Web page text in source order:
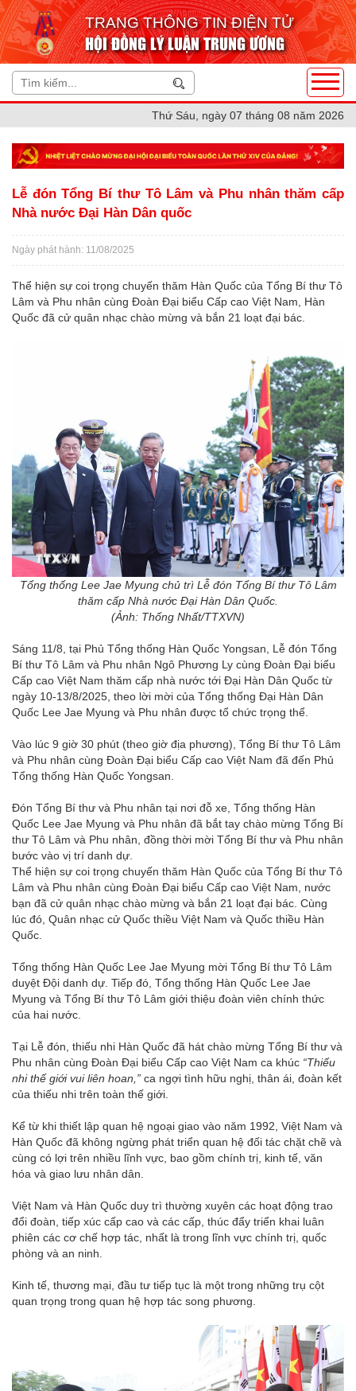
TRANG THÔNG TIN ĐIỆN TỬ
HỘI ĐỒNG LÝ LUẬN TRUNG ƯƠNG
Thứ Sáu, ngày 07 tháng 08 năm 2026
Lễ đón Tổng Bí thư Tô Lâm và Phu nhân thăm cấp
Nhà nước Đại Hàn Dân quốc
Ngày phát hành: 11/08/2025
Thể hiện sự coi trọng chuyến thăm Hàn Quốc của Tổng Bí thư Tô
Lâm và Phu nhân cùng Đoàn Đại biểu Cấp cao Việt Nam, Hàn
Quốc đã cử quân nhạc chào mừng và bắn 21 loạt đại bác.
Tổng thống Lee Jae Myung chủ trì Lễ đón Tổng Bí thư Tô Lâm
thăm cấp Nhà nước Đại Hàn Dân Quốc.
(Ảnh: Thống Nhất/TTXVN)
Sáng 11/8, tại Phủ Tổng thống Hàn Quốc Yongsan, Lễ đón Tổng
Bí thư Tô Lâm và Phu nhân Ngô Phương Ly cùng Đoàn Đại biểu
Cấp cao Việt Nam thăm cấp nhà nước tới Đại Hàn Dân Quốc từ
ngày 10-13/8/2025, theo lời mời của Tổng thống Đại Hàn Dân
Quốc Lee Jae Myung và Phu nhân được tổ chức trọng thể.
Vào lúc 9 giờ 30 phút (theo giờ địa phương), Tổng Bí thư Tô Lâm
và Phu nhân cùng Đoàn Đại biểu Cấp cao Việt Nam đã đến Phủ
Tổng thống Hàn Quốc Yongsan.
Đón Tổng Bí thư và Phu nhân tại nơi đỗ xe, Tổng thống Hàn
Quốc Lee Jae Myung và Phu nhân đã bắt tay chào mừng Tổng Bí
thư Tô Lâm và Phu nhân, đồng thời mời Tổng Bí thư và Phu nhân
bước vào vị trí danh dự.
Thể hiện sự coi trọng chuyến thăm Hàn Quốc của Tổng Bí thư Tô
Lâm và Phu nhân cùng Đoàn Đại biểu Cấp cao Việt Nam, nước
bạn đã cử quân nhạc chào mừng và bắn 21 loạt đại bác. Cùng
lúc đó, Quân nhạc cử Quốc thiều Việt Nam và Quốc thiều Hàn
Quốc.
Tổng thống Hàn Quốc Lee Jae Myung mời Tổng Bí thư Tô Lâm
duyệt Đội danh dự. Tiếp đó, Tổng thống Hàn Quốc Lee Jae
Myung và Tổng Bí thư Tô Lâm giới thiệu đoàn viên chính thức
của hai nước.
Tại Lễ đón, thiếu nhi Hàn Quốc đã hát chào mừng Tổng Bí thư và
Phu nhân cùng Đoàn Đại biểu Cấp cao Việt Nam ca khúc “Thiếu
nhi thế giới vui liên hoan,” ca ngợi tình hữu nghị, thân ái, đoàn kết
của thiếu nhi trên toàn thế giới.
Kể từ khi thiết lập quan hệ ngoại giao vào năm 1992, Việt Nam và
Hàn Quốc đã không ngừng phát triển quan hệ đối tác chặt chẽ và
cùng có lợi trên nhiều lĩnh vực, bao gồm chính trị, kinh tế, văn
hóa và giao lưu nhân dân.
Việt Nam và Hàn Quốc duy trì thường xuyên các hoạt động trao
đổi đoàn, tiếp xúc cấp cao và các cấp, thúc đẩy triển khai luân
phiên các cơ chế hợp tác, nhất là trong lĩnh vực chính trị, quốc
phòng và an ninh.
Kinh tế, thương mại, đầu tư tiếp tục là một trong những trụ cột
quan trọng trong quan hệ hợp tác song phương.